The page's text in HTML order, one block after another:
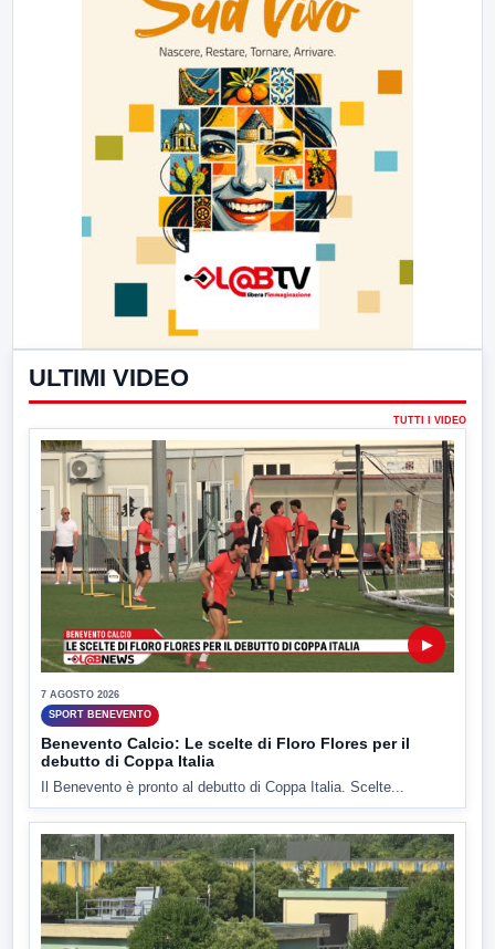
ULTIMI VIDEO
TUTTI I VIDEO
▶
7 AGOSTO 2026
SPORT BENEVENTO
Benevento Calcio: Le scelte di Floro Flores per il
debutto di Coppa Italia
Il Benevento è pronto al debutto di Coppa Italia. Scelte...